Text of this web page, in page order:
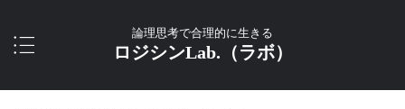
論理思考で合理的に生きる
ロジシンLab.（ラボ）